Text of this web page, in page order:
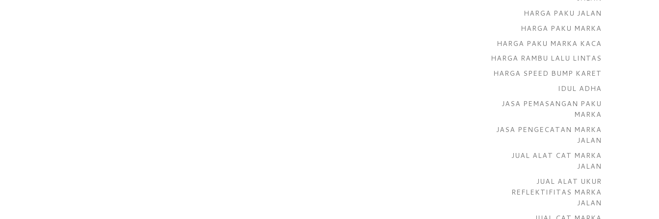
HARGA PAKU JALAN
HARGA PAKU MARKA
HARGA PAKU MARKA KACA
HARGA RAMBU LALU LINTAS
HARGA SPEED BUMP KARET
IDUL ADHA
JASA PEMASANGAN PAKU
MARKA
JASA PENGECATAN MARKA
JALAN
JUAL ALAT CAT MARKA
JALAN
JUAL ALAT UKUR
REFLEKTIFITAS MARKA
JALAN